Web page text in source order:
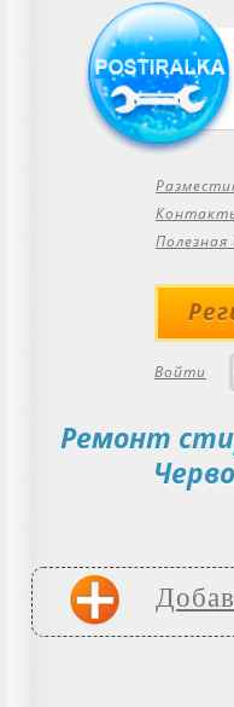
Войти
Ремонт